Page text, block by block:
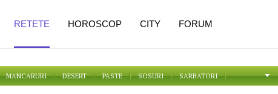
MANCARURI DESERT PASTE SOSURI SARBATORI
RETETE HOROSCOP CITY FORUM